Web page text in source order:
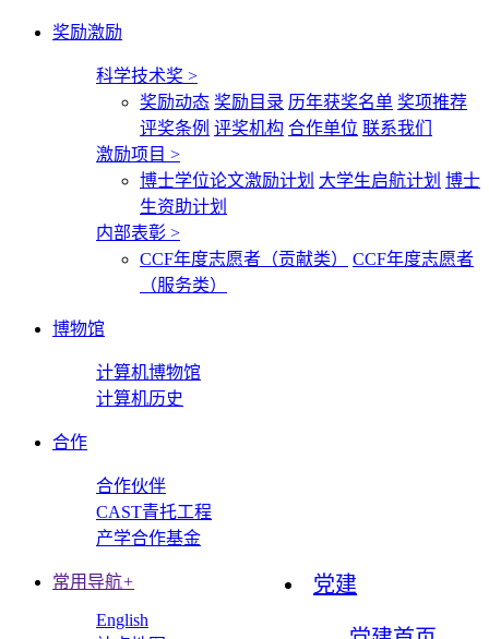
奖励激励
科学技术奖 >
奖励动态 奖励目录 历年获奖名单 奖项推荐
评奖条例 评奖机构 合作单位 联系我们
激励项目 >
博士学位论文激励计划 大学生启航计划 博士
生资助计划
内部表彰 >
CCF年度志愿者（贡献类）
CCF年度志愿者
（服务类）
博物馆
计算机博物馆
计算机历史
合作
合作伙伴
CAST青托工程
产学合作基金
党建
常用导航+
English